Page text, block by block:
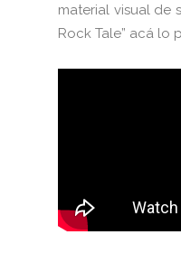
material visual de
Rock Tale” acá lo